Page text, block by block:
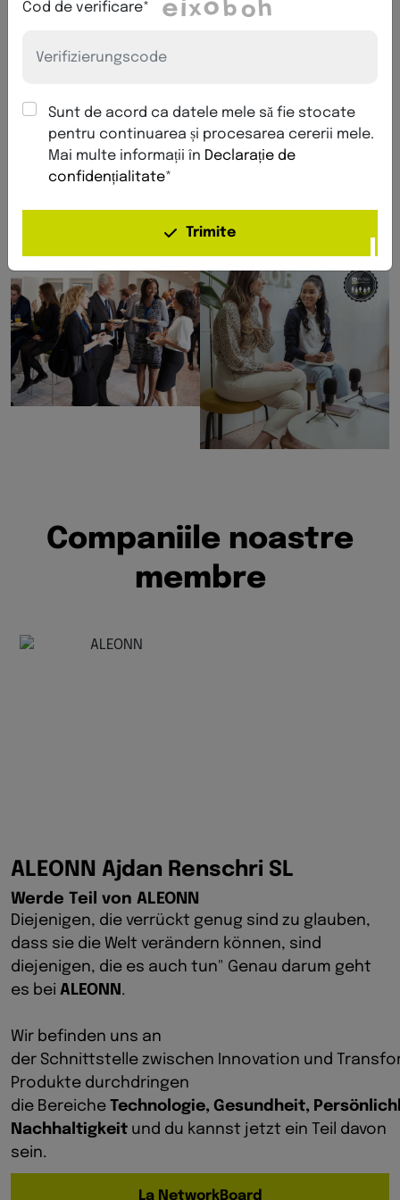
Prezentarea generală îți permite să descoperi
potențiali parteneri sau colaborări. Făcând clic pe
suplimentare și vei fi redirecționat direct către
prezentarea detaliată peNetworkBoard-
platforma centralăpentru vizibilitate,
comparație și conexiune în acest sector.
Companiile noastre
membre
ALEONN Ajdan Renschri SL
Werde Teil von ALEONN
Diejenigen, die verrückt genug sind zu glauben,
dass sie die Welt verändern können, sind
diejenigen, die es auch tun" Genau darum geht
es bei ALEONN .
Wir befinden uns an
der Schnittstelle zwischen Innovation und
Produkte durchdringen
die Bereiche Technologie, Gesundheit,
Nachhaltigkeit und du kannst jetzt ein Teil davon
sein.
La NetworkBoard
Cod de verificare*
Sunt de acord ca datele mele să fie stocate
pentru continuarea și procesarea cererii mele.
Mai multe informații în Declarație de
confidențialitate*
Trimite